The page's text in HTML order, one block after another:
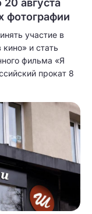
августа
фотографии
участие в
и стать
фильма «Я
прокат 8